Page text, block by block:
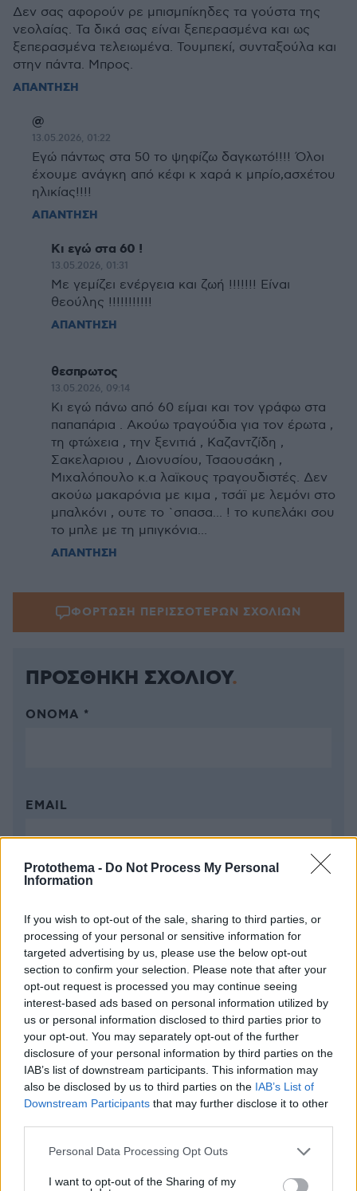
Protothema - Do Not Process My Personal
Information
If you wish to opt-out of the sale, sharing to third parties, or
processing of your personal or sensitive information for
targeted advertising by us, please use the below opt-out
section to confirm your selection. Please note that after your
opt-out request is processed you may continue seeing
interest-based ads based on personal information utilized by
us or personal information disclosed to third parties prior to
your opt-out. You may separately opt-out of the further
disclosure of your personal information by third parties on the
IAB’s list of downstream participants. This information may
also be disclosed by us to third parties on the IAB’s List of
Downstream Participants that may further disclose it to other
Please note that this website/app uses one or more Google
not limited to your visit or usage behaviour. You may click to
Personal Data Processing Opt Outs
I want to opt-out of the Sharing of my
Δεν σας αφορούν ρε μπισμπίκηδες τα γούστα της
νεολαίας. Τα δικά σας είναι ξεπερασμένα και ως
ξεπερασμένα τελειωμένα. Τουμπεκί, συνταξούλα και
στην πάντα. Μπρος.
ΑΠΑΝΤΗΣΗ
@
13.05.2026, 01:22
Εγώ πάντως στα 50 το ψηφίζω δαγκωτό!!!! Όλοι
έχουμε ανάγκη από κέφι κ χαρά κ μπρίο,ασχέτου
ηλικίας!!!!
ΑΠΑΝΤΗΣΗ
Κι εγώ στα 60 !
13.05.2026, 01:31
Με γεμίζει ενέργεια και ζωή !!!!!!! Είναι
θεούλης !!!!!!!!!!!
ΑΠΑΝΤΗΣΗ
θεσπρωτος
13.05.2026, 09:14
Κι εγώ πάνω από 60 είμαι και τον γράφω στα
παπαπάρια . Ακούω τραγούδια για τον έρωτα ,
τη φτώχεια , την ξενιτιά , Καζαντζίδη ,
Σακελαριου , Διονυσίου, Τσαουσάκη ,
Μιχαλόπουλο κ.α λαϊκους τραγουδιστές. Δεν
ακούω μακαρόνια με κιμα , τσάϊ με λεμόνι στο
μπαλκόνι , ουτε το `σπασα... ! το κυπελάκι σου
το μπλε με τη μπιγκόνια...
ΑΠΑΝΤΗΣΗ
ΦΟΡΤΩΣΗ ΠΕΡΙΣΣΟΤΕΡΩΝ ΣΧΟΛΙΩΝ
ΠΡΟΣΘΗΚΗ ΣΧΟΛΙΟΥ
ΌΝΟΜΑ *
EMAIL
Απομένουν 2500 χαρακτήρες
* Υποχρεωτικά πεδία